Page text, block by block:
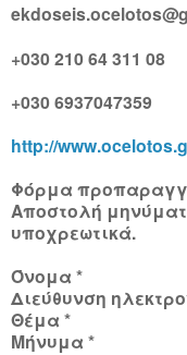
+030 210 64 311 08
+030 6937047359
http://
Φόρμα
Αποστολή
υποχρεωτικά.
Όνομα *
Διεύθυνση
Θέμα *
Μήνυμα *